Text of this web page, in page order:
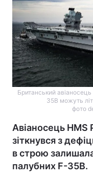
Британський
35B можуть
фото
Авіаносець HMS
зіткнувся з
в строю
палубних F-35B.